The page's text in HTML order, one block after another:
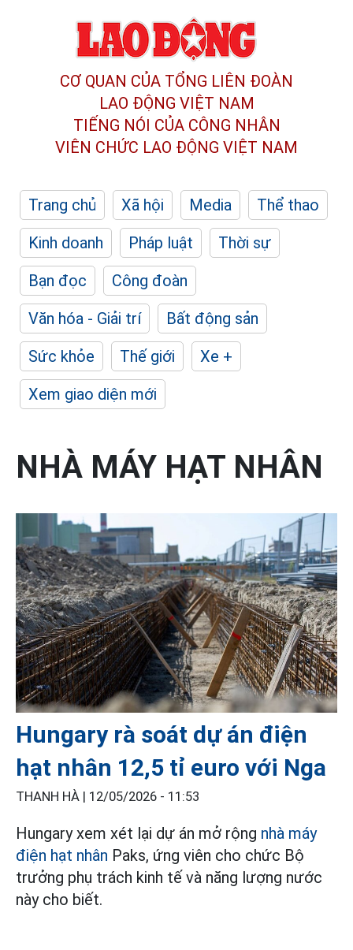
CƠ QUAN CỦA TỔNG LIÊN ĐOÀN
LAO ĐỘNG VIỆT NAM
TIẾNG NÓI CỦA CÔNG NHÂN
VIÊN CHỨC LAO ĐỘNG VIỆT NAM
Trang chủ Xã hội Media
Thể thao
Kinh doanh
Pháp luật
Thời sự
Bạn đọc
Công đoàn
Văn hóa - Giải trí
Bất động sản
Sức khỏe
Thế giới
Xe +
Xem giao diện mới
NHÀ MÁY HẠT NHÂN
Hungary rà soát dự án điện
hạt nhân 12,5 tỉ euro với Nga
THANH HÀ | 12/05/2026 - 11:53
Hungary xem xét lại dự án mở rộng nhà máy
điện hạt nhân Paks, ứng viên cho chức Bộ
trưởng phụ trách kinh tế và năng lượng nước
này cho biết.